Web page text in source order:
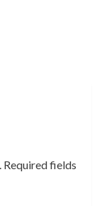
Required fields